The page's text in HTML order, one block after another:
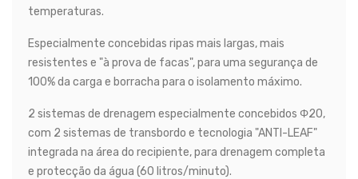
temperaturas.
Especialmente concebidas ripas mais largas, mais
resistentes e "à prova de facas", para uma segurança de
100% da carga e borracha para o isolamento máximo.
2 sistemas de drenagem especialmente concebidos Φ20,
com 2 sistemas de transbordo e tecnologia "ANTI-LEAF"
integrada na área do recipiente, para drenagem completa
e protecção da água (60 litros/minuto).